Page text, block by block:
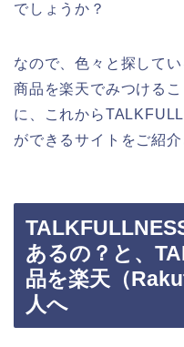
でしょうか？
なので、色々と探して
商品を楽天でみつける
に、これから
ができるサイトをご紹
あるの？と、
品を楽天（
人へ